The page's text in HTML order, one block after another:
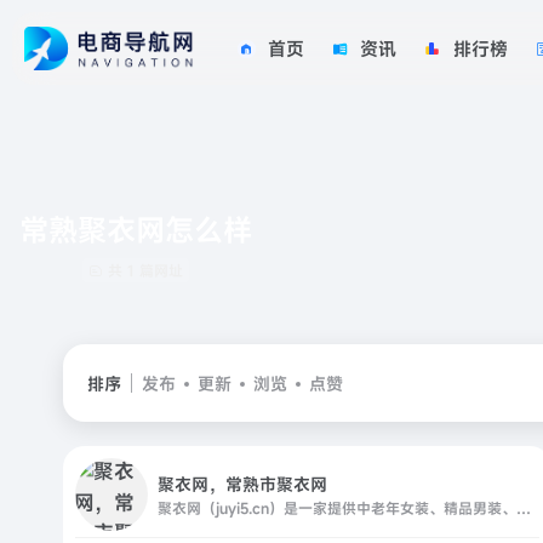
首页 资讯 排行榜
排序 发布 更新 浏览 点赞
聚衣网，常熟市聚衣网
聚衣网（juyi5.cn）是一家提供中老年女装、精品男装、时尚女装一手货源的服装供货网站，为江苏常熟数万家服装厂商提供推广销售渠道；,面向全国网销卖家、实体批发商提供最具竞争力的货源一站式货源进货，并提供快速发布、下载，服装一件代发、推荐专业服装类摄影等优质服务